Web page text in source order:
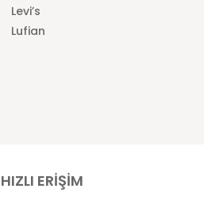
Levi’s
Lufian
HIZLI ERİŞİM